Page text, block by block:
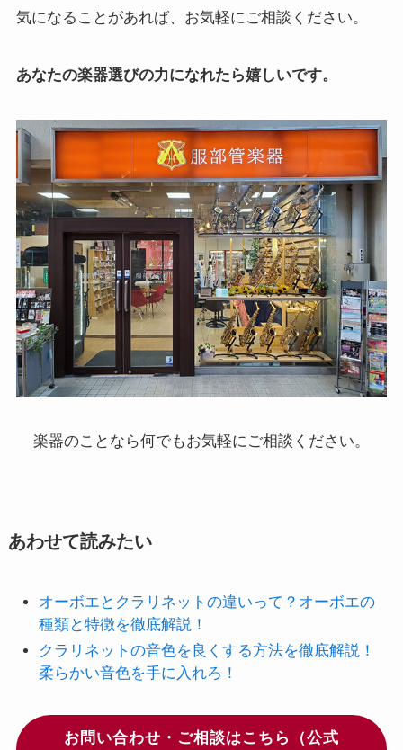
気になることがあれば、お気軽にご相談ください。
あなたの楽器選びの力になれたら嬉しいです。
楽器のことなら何でもお気軽にご相談ください。
あわせて読みたい
オーボエとクラリネットの違いって？オーボエの
種類と特徴を徹底解説！
クラリネットの音色を良くする方法を徹底解説！
柔らかい音色を手に入れろ！
お問い合わせ・ご相談はこちら（公式